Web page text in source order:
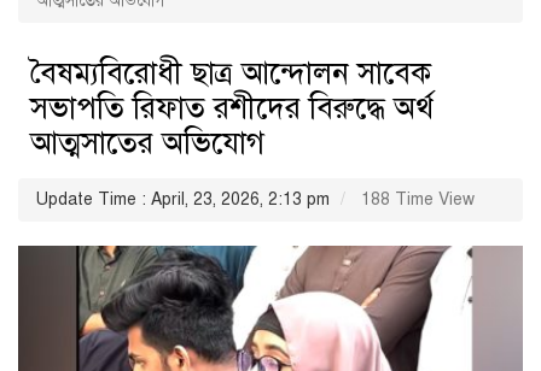
বৈষম্যবিরোধী ছাত্র আন্দোলন সাবেক
সভাপতি রিফাত রশীদের বিরুদ্ধে অর্থ
আত্মসাতের অভিযোগ
Update Time : April, 23, 2026, 2:13 pm 188 Time View